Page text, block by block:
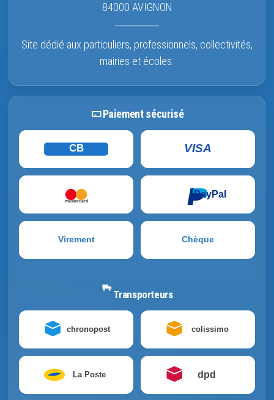
84000 AVIGNON
Site dédié aux particuliers, professionnels, collectivités,
mairies et écoles.
Paiement sécurisé
CB VISA
mastercard
PayPal
Virement Chèque
Transporteurs
chronopost colissimo
La Poste dpd